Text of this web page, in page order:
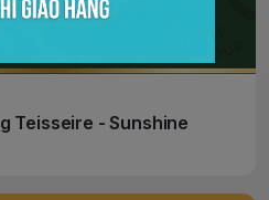
Teisseire - Sunshine